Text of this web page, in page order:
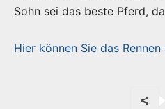
Sohn sei das beste Pferd,
Hier können Sie das Rennen